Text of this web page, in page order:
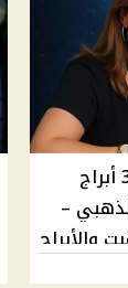
"أبواب النجاح والثراء بتتفتح".. 3 أبراج
–
والأبراج